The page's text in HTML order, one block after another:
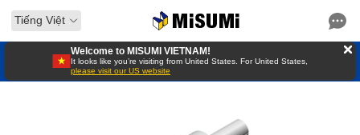
Tiếng Việt
Welcome to MISUMI VIETNAM!
It looks like you’re visiting from United States. For United States,
please visit our US website